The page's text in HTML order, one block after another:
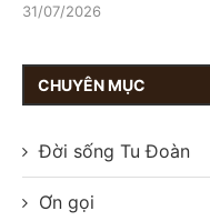
31/07/2026
CHUYÊN MỤC
Đời sống Tu Đoàn
Ơn gọi